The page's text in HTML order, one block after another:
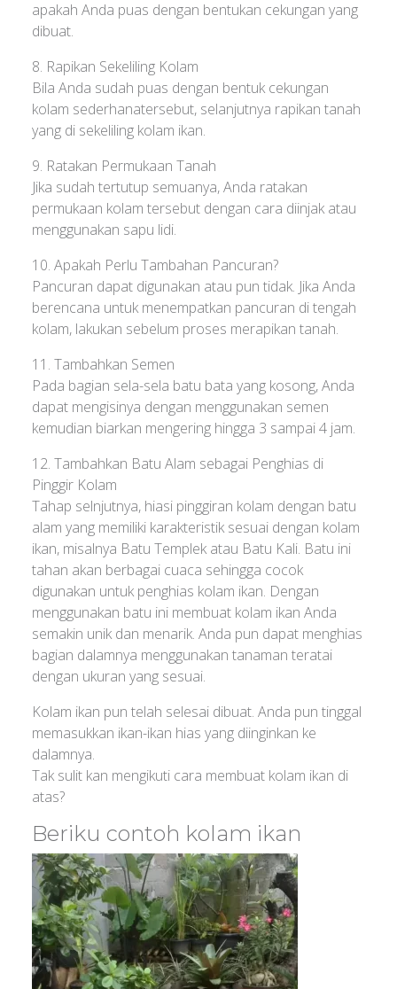
apakah Anda puas dengan bentukan cekungan yang
dibuat.
8. Rapikan Sekeliling Kolam
Bila Anda sudah puas dengan bentuk cekungan
kolam sederhanatersebut, selanjutnya rapikan tanah
yang di sekeliling kolam ikan.
9. Ratakan Permukaan Tanah
Jika sudah tertutup semuanya, Anda ratakan
permukaan kolam tersebut dengan cara diinjak atau
menggunakan sapu lidi.
10. Apakah Perlu Tambahan Pancuran?
Pancuran dapat digunakan atau pun tidak. Jika Anda
berencana untuk menempatkan pancuran di tengah
kolam, lakukan sebelum proses merapikan tanah.
11. Tambahkan Semen
Pada bagian sela-sela batu bata yang kosong, Anda
dapat mengisinya dengan menggunakan semen
kemudian biarkan mengering hingga 3 sampai 4 jam.
12. Tambahkan Batu Alam sebagai Penghias di
Pinggir Kolam
Tahap selnjutnya, hiasi pinggiran kolam dengan batu
alam yang memiliki karakteristik sesuai dengan kolam
ikan, misalnya Batu Templek atau Batu Kali. Batu ini
tahan akan berbagai cuaca sehingga cocok
digunakan untuk penghias kolam ikan. Dengan
menggunakan batu ini membuat kolam ikan Anda
semakin unik dan menarik. Anda pun dapat menghias
bagian dalamnya menggunakan tanaman teratai
dengan ukuran yang sesuai.
Kolam ikan pun telah selesai dibuat. Anda pun tinggal
memasukkan ikan-ikan hias yang diinginkan ke
dalamnya.
Tak sulit kan mengikuti cara membuat kolam ikan di
atas?
Beriku contoh kolam ikan